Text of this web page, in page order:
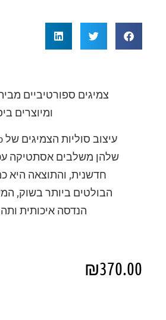
ומיוצרים
שלהן משלבים אסתטיקה
חדשנית, והתוצאה היא
הבולטים ביותר בשוק,
הנדסה איכותית
₪370.00